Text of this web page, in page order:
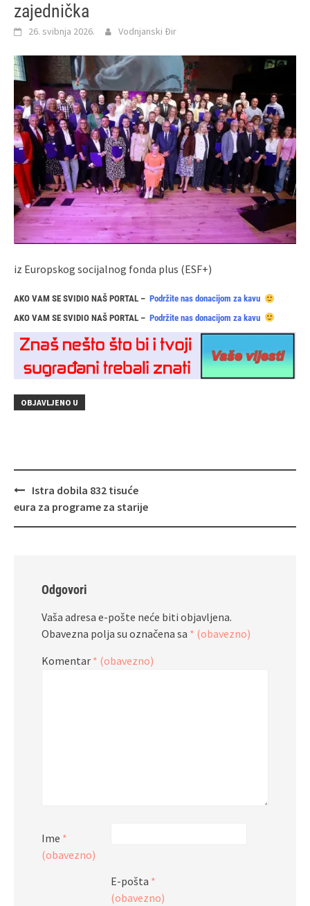
zajednička
26. svibnja 2026. Vodnjanski Đir
iz Europskog socijalnog fonda plus (ESF+)
AKO VAM SE SVIDIO NAŠ PORTAL – Podržite nas donacijom za kavu
AKO VAM SE SVIDIO NAŠ PORTAL – Podržite nas donacijom za kavu
OBJAVLJENO U
Navigacija
objava
Istra dobila 832 tisuće
eura za programe za starije
Odgovori
Vaša adresa e-pošte neće biti objavljena.
Obavezna polja su označena sa * (obavezno)
Komentar * (obavezno)
Ime *
(obavezno)
E-pošta *
(obavezno)